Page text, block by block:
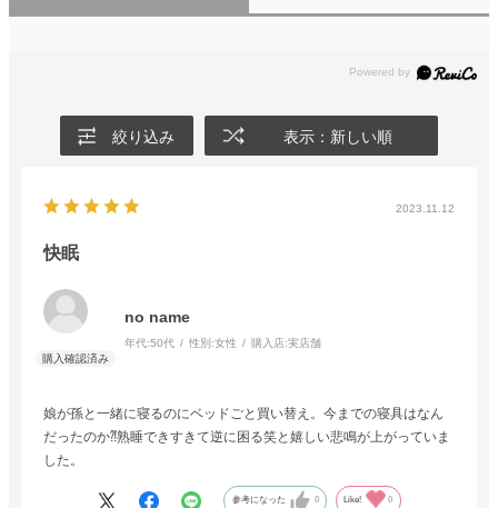
絞り込み 表示：新しい順
2023.11.12
快眠
no name
年代:50代 性別:女性 購入店:実店舗
娘が孫と一緒に寝るのにベッドごと買い替え。今までの寝具はなん
だったのか⁈熟睡できすきて逆に困る笑と嬉しい悲鳴が上がっていま
した。
参考になった 0 Like! 0